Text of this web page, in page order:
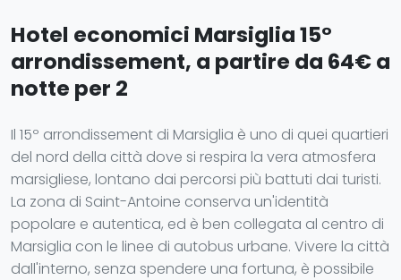
Hotel economici Marsiglia 15°
arrondissement, a partire da 64€ a
notte per 2
Il 15º arrondissement di Marsiglia è uno di quei quartieri
del nord della città dove si respira la vera atmosfera
marsigliese, lontano dai percorsi più battuti dai turisti.
La zona di Saint-Antoine conserva un'identità
popolare e autentica, ed è ben collegata al centro di
Marsiglia con le linee di autobus urbane. Vivere la città
dall'interno, senza spendere una fortuna, è possibile